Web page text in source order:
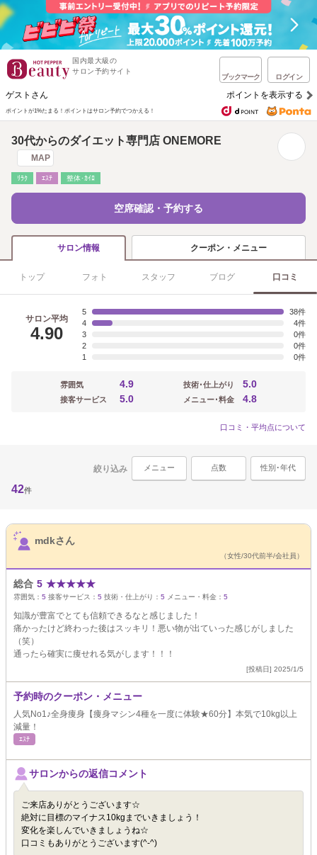
国内最大級の
サロン予約サイト
ブックマーク ログイン
ゲストさん ポイントを表示する
ポイントが1%たまる！ ポイントはサロン予約でつかえる！
30代からのダイエット専門店 ONEMORE
MAP
ﾘﾗｸ ｴｽﾃ 整体･ｶｲﾛ
空席確認・予約する
サロン情報 クーポン・メニュー
トップ フォト スタッフ ブログ 口コミ
サロン平均
4.90
5
38
4
4
3
0
2
0
1
0
雰囲気 4.9
接客サービス 5.0
技術･仕上がり 5.0
メニュー･料金 4.8
口コミ・平均点について
絞り込み メニュー 点数 性別･年代
42件
サロンPick Up
mdkさん
（女性/30代前半/会社員）
総合 5 ★★★★★
雰囲気： 5 接客サービス： 5 技術・仕上がり： 5 メニュー・料金： 5
知識が豊富でとても信頼できるなと感じました！
痛かったけど終わった後はスッキリ！悪い物が出ていった感じがしました
（笑）
通ったら確実に痩せれる気がします！！！
[投稿日] 2025/1/5
予約時のクーポン・メニュー
人気No1♪全身痩身【痩身マシン4種を一度に体験★60分】本気で10kg以上
減量！
ｴｽﾃ
サロンからの返信コメント
ご来店ありがとうございます☆
絶対に目標のマイナス10kgまでいきましょう！
変化を楽しんでいきましょうね☆
口コミもありがとうございます(^-^)